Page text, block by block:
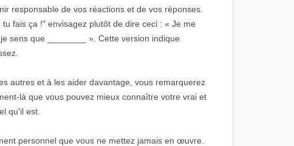
responsable de vos réactions et de vos réponses.
fais ça !" envisagez plutôt de dire ceci : « Je me
sens que ________ ». Cette version indique
autres et à les aider davantage, vous remarquerez
là que vous pouvez mieux connaître votre vrai et
qu'il est.
personnel que vous ne mettez jamais en œuvre.